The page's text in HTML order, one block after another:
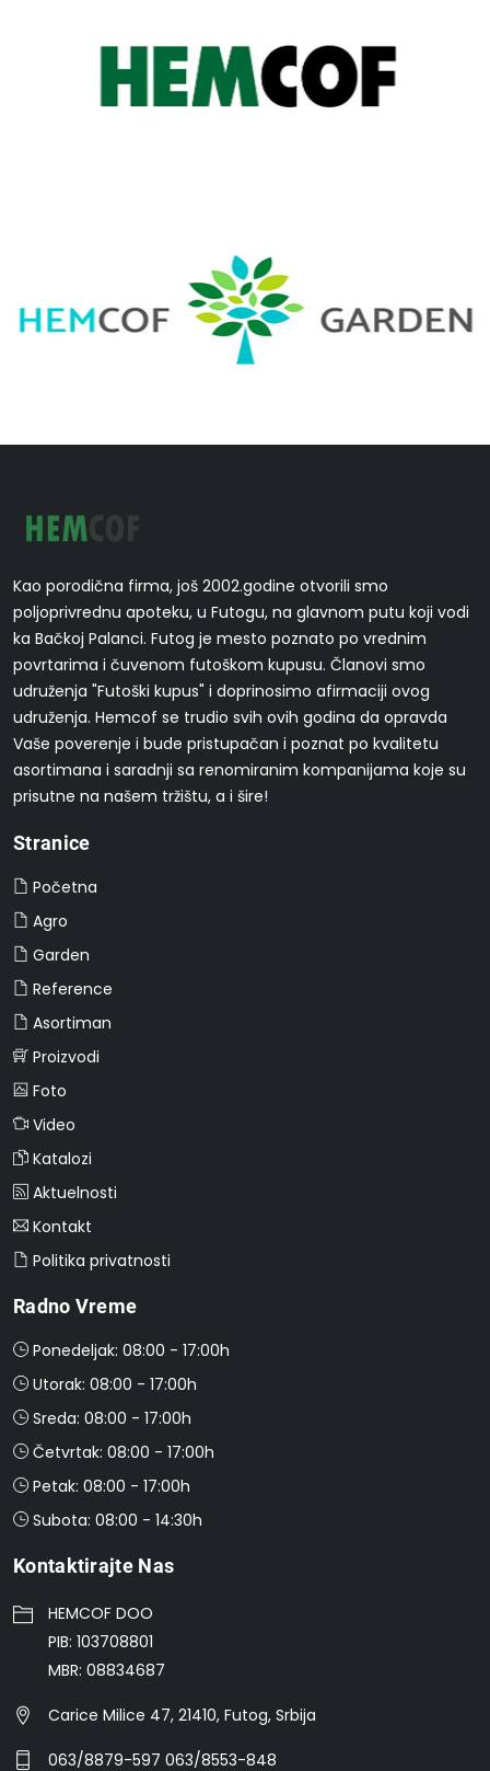
Kao porodična firma, još 2002.godine otvorili smo
poljoprivrednu apoteku, u Futogu, na glavnom putu koji vodi
ka Bačkoj Palanci. Futog je mesto poznato po vrednim
povrtarima i čuvenom futoškom kupusu. Članovi smo
udruženja "Futoški kupus" i doprinosimo afirmaciji ovog
udruženja. Hemcof se trudio svih ovih godina da opravda
Vaše poverenje i bude pristupačan i poznat po kvalitetu
asortimana i saradnji sa renomiranim kompanijama koje su
prisutne na našem tržištu, a i šire!
Stranice
Početna
Agro
Garden
Reference
Asortiman
Proizvodi
Foto
Video
Katalozi
Aktuelnosti
Kontakt
Politika privatnosti
Radno Vreme
Ponedeljak: 08:00 - 17:00h
Utorak: 08:00 - 17:00h
Sreda: 08:00 - 17:00h
Četvrtak: 08:00 - 17:00h
Petak: 08:00 - 17:00h
Subota: 08:00 - 14:30h
Kontaktirajte Nas
HEMCOF DOO
PIB: 103708801
MBR: 08834687
Carice Milice 47, 21410, Futog, Srbija
063/8879-597 063/8553-848